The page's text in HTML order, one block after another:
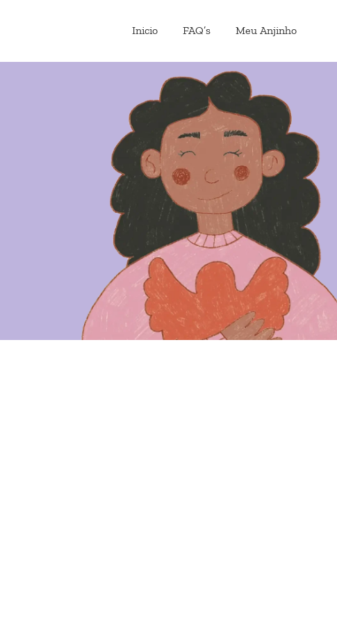
Inicio FAQ’s Meu Anjinho